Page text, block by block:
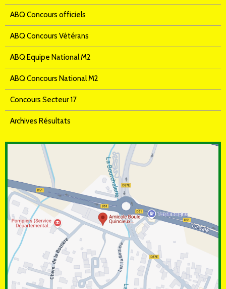
ABQ Concours officiels
ABQ Concours Vétérans
ABQ Equipe National M2
ABQ Concours National M2
Concours Secteur 17
Archives Résultats